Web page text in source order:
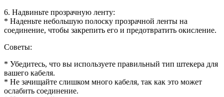
6. Надвиньте прозрачную ленту:
* Наденьте небольшую полоску прозрачной ленты на
соединение, чтобы закрепить его и предотвратить окисление.
Советы:
* Убедитесь, что вы используете правильный тип штекера для
вашего кабеля.
* Не зачищайте слишком много кабеля, так как это может
ослабить соединение.